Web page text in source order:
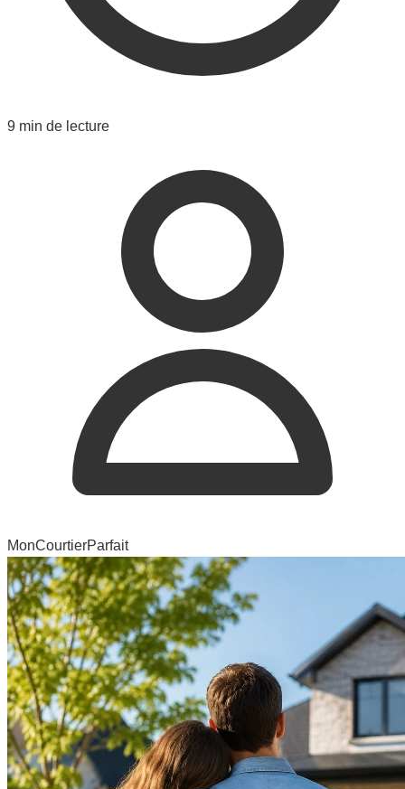
9 min de lecture
MonCourtierParfait